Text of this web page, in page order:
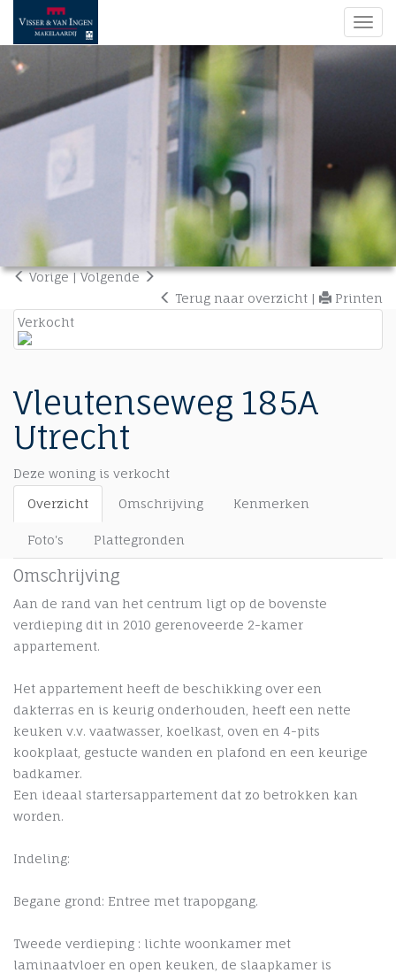
Vorige | Volgende
Terug naar overzicht |
Printen
Verkocht
Vleutenseweg 185A
Utrecht
Deze woning is verkocht
Overzicht
Omschrijving Kenmerken
Foto's Plattegronden
Omschrijving
Aan de rand van het centrum ligt op de bovenste
verdieping dit in 2010 gerenoveerde 2-kamer
appartement.
Het appartement heeft de beschikking over een
dakterras en is keurig onderhouden, heeft een nette
keuken v.v. vaatwasser, koelkast, oven en 4-pits
kookplaat, gestucte wanden en plafond en een keurige
badkamer.
Een ideaal startersappartement dat zo betrokken kan
worden.
Indeling:
Begane grond: Entree met trapopgang.
Tweede verdieping : lichte woonkamer met
laminaatvloer en open keuken, de slaapkamer is